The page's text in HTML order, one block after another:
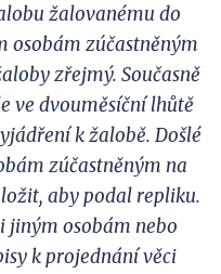
žalovanému do
osobám zúčastněným
zřejmý. Současně
ve dvouměsíční lhůtě
k žalobě. Došlé
zúčastněným na
aby podal repliku.
jiným osobám nebo
k projednání věci